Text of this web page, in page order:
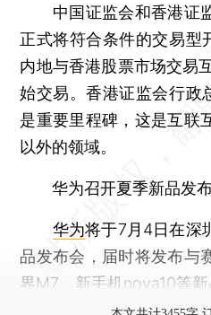
中国证监会和香港证
正式将符合条件的交易型
内地与香港股票市场交易
始交易。香港证监会行政
是重要里程碑，这是互联
以外的领域。
华为召开夏季新品发
华为将于7月4日在深
品发布会，届时将发布与
界M7、新手机nova10等新